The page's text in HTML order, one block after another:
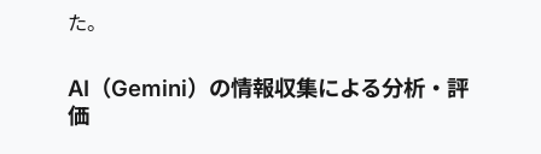
た。
AI（Gemini）の情報収集による分析・評
価